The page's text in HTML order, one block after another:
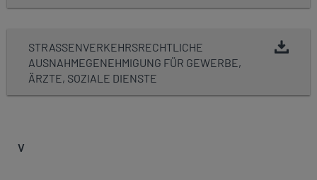
STRASSENVERKEHRSRECHTLICHE A
USNAHMEGENEHMIGUNG FÜR GEWERBE, Ä
RZTE, SOZIALE DIENSTE
V